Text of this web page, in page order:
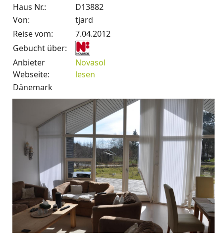
Haus Nr.:
D13882
Von:
tjard
Reise vom:
7.04.2012
Gebucht über:
Anbieter
Webseite:
Novasol
lesen
Dänemark